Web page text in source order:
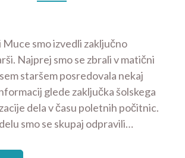
Muce smo izvedli zaključno
Najprej smo se zbrali v matični
staršem posredovala nekaj
glede zaključka šolskega
dela v času poletnih počitnic.
smo se skupaj odpravili…